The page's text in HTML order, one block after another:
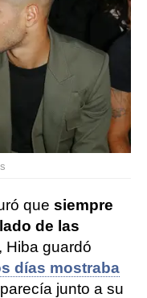
que siempre
de las
Hiba guardó
días mostraba
junto a su